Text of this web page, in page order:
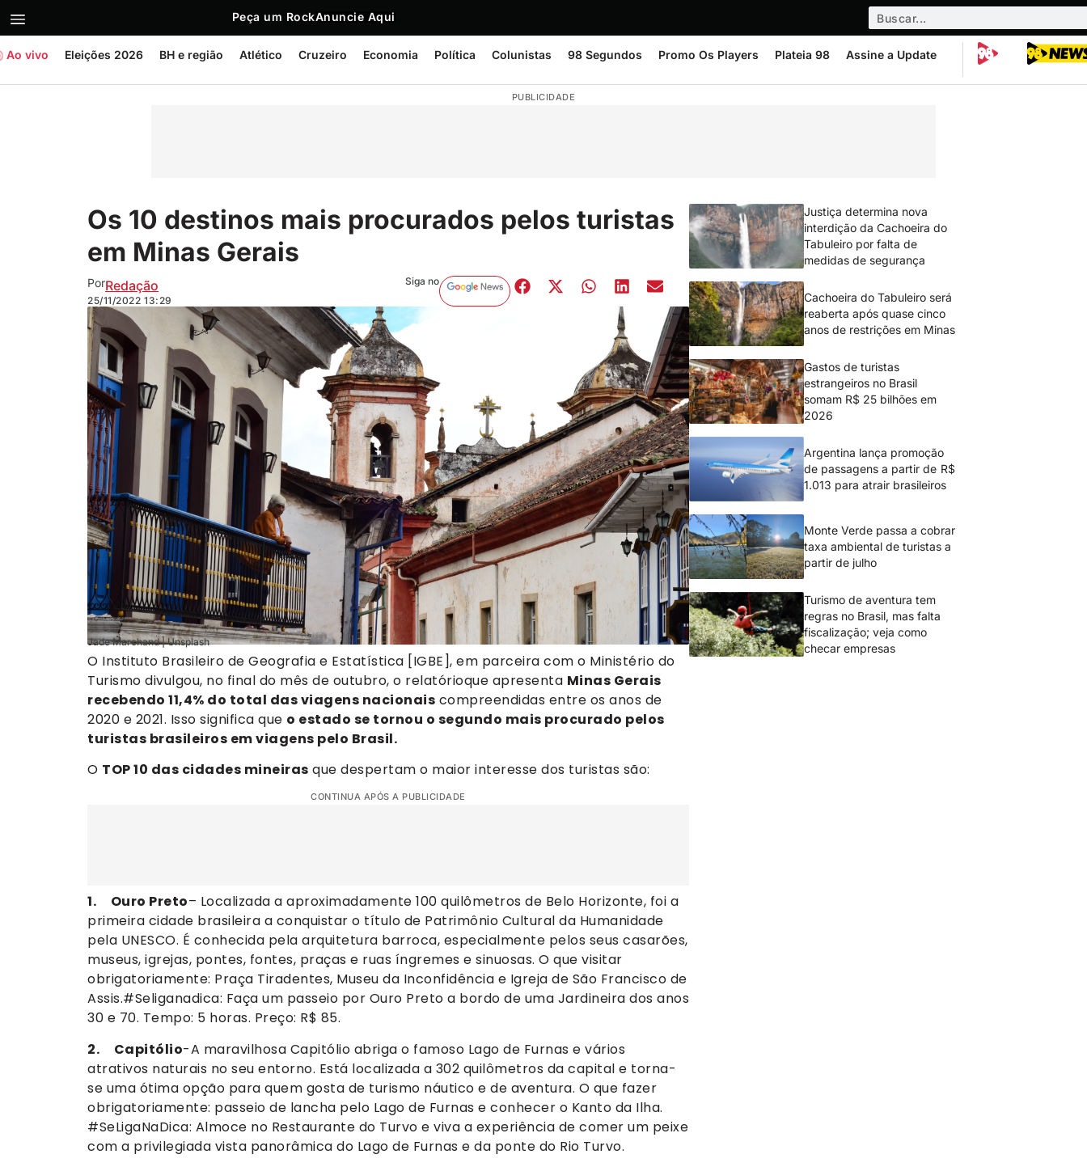
Peça um RockAnuncie Aqui
Ao vivo Eleições 2026 BH e região Atlético Cruzeiro Economia Política Colunistas 98 Segundos Promo Os Players Plateia 98 Assine a Update
PUBLICIDADE
Os 10 destinos mais procurados pelos turistas
em Minas Gerais
PorRedação
25/11/2022 13:29
Siga no
Jade Marchand | Unsplash
O Instituto Brasileiro de Geografia e Estatística [IGBE], em parceira com o Ministério do
Turismo divulgou, no final do mês de outubro, o relatórioque apresenta Minas Gerais
recebendo 11,4% do total das viagens nacionais compreendidas entre os anos de
2020 e 2021. Isso significa que o estado se tornou o segundo mais procurado pelos
turistas brasileiros em viagens pelo Brasil.
O TOP 10 das cidades mineiras que despertam o maior interesse dos turistas são:
CONTINUA APÓS A PUBLICIDADE
1. Ouro Preto– Localizada a aproximadamente 100 quilômetros de Belo Horizonte, foi a
primeira cidade brasileira a conquistar o título de Patrimônio Cultural da Humanidade
pela UNESCO. É conhecida pela arquitetura barroca, especialmente pelos seus casarões,
museus, igrejas, pontes, fontes, praças e ruas íngremes e sinuosas. O que visitar
obrigatoriamente: Praça Tiradentes, Museu da Inconfidência e Igreja de São Francisco de
Assis.#Seliganadica: Faça um passeio por Ouro Preto a bordo de uma Jardineira dos anos
30 e 70. Tempo: 5 horas. Preço: R$ 85.
2. Capitólio-A maravilhosa Capitólio abriga o famoso Lago de Furnas e vários
atrativos naturais no seu entorno. Está localizada a 302 quilômetros da capital e torna-
se uma ótima opção para quem gosta de turismo náutico e de aventura. O que fazer
obrigatoriamente: passeio de lancha pelo Lago de Furnas e conhecer o Kanto da Ilha.
#SeLigaNaDica: Almoce no Restaurante do Turvo e viva a experiência de comer um peixe
com a privilegiada vista panorâmica do Lago de Furnas e da ponte do Rio Turvo.
Justiça determina nova
interdição da Cachoeira do
Tabuleiro por falta de
medidas de segurança
Cachoeira do Tabuleiro será
reaberta após quase cinco
anos de restrições em Minas
Gastos de turistas
estrangeiros no Brasil
somam R$ 25 bilhões em
2026
Argentina lança promoção
de passagens a partir de R$
1.013 para atrair brasileiros
Monte Verde passa a cobrar
taxa ambiental de turistas a
partir de julho
Turismo de aventura tem
regras no Brasil, mas falta
fiscalização; veja como
checar empresas